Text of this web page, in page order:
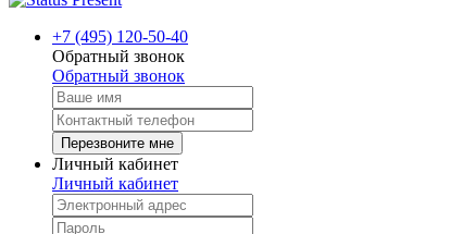
+7 (495) 120-50-40
Обратный звонок
Обратный звонок
Перезвоните мне
Личный кабинет
Личный кабинет